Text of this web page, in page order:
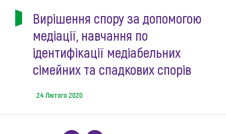
PRAVOKATOR.Одеса
Заходи
Майбутні
Минулі
Новини
Події
Корисне
Статті
Напрацювання та продукти
Вирішення спору за допомогою
медіації, навчання по
ідентифікації медіабельних
сімейних та спадкових спорів
24 Лютого 2020